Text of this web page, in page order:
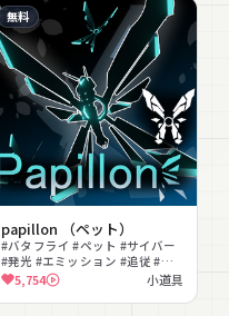
無料
papillon （ペット）
#バタフライ #ペット #サイバー
#発光 #エミッション #追従 #持
ち物 #無料 #ローポリ #色変更可
5,754 小道具